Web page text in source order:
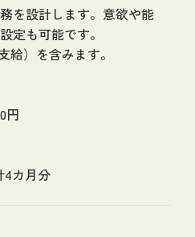
を設計します。意欲や能
定も可能です。
）を含みます。
円
4カ月分